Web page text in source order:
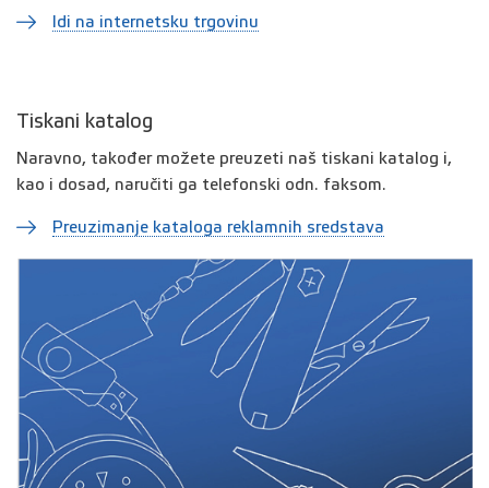
Idi na internetsku trgovinu
Tiskani katalog
Naravno, također možete preuzeti naš tiskani katalog i,
kao i dosad, naručiti ga telefonski odn. faksom.
Preuzimanje kataloga reklamnih sredstava